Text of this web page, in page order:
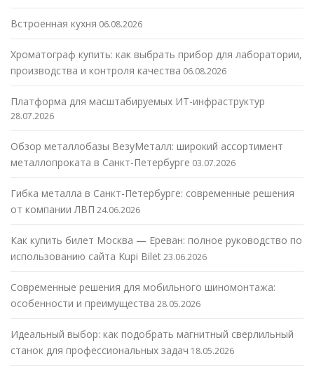
Встроенная кухня 06.08.2026
Хроматограф купить: как выбрать прибор для лаборатории,
производства и контроля качества 06.08.2026
Платформа для масштабируемых ИТ-инфраструктур
28.07.2026
Обзор металлобазы ВезуМеталл: широкий ассортимент
металлопроката в Санкт-Петербурге 03.07.2026
Гибка металла в Санкт-Петербурге: современные решения
от компании ЛВП 24.06.2026
Как купить билет Москва — Ереван: полное руководство по
использованию сайта Kupi Bilet23.06.2026
Современные решения для мобильного шиномонтажа:
особенности и преимущества 28.05.2026
Идеальный выбор: как подобрать магнитный сверлильный
станок для профессиональных задач 18.05.2026